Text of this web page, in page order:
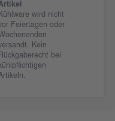
Kühlware wird nicht
Feiertagen oder
Kein
Rückgaberecht bei
kühlpflichtigen